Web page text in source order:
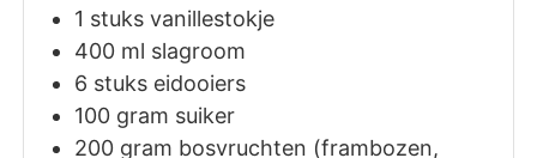
1 stuks vanillestokje
400 ml slagroom
6 stuks eidooiers
100 gram suiker
200 gram bosvruchten (frambozen,